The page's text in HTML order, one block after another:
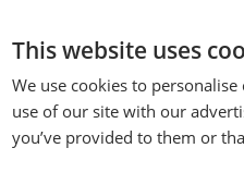
Začiatok platnosti
This website uses
We use cookies to
use of our site with our
you’ve provided to them or